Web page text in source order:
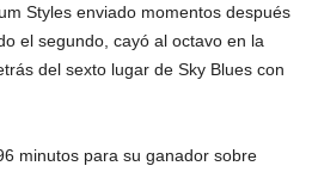
Styles enviado momentos después
el segundo, cayó al octavo en la
del sexto lugar de Sky Blues con
minutos para su ganador sobre